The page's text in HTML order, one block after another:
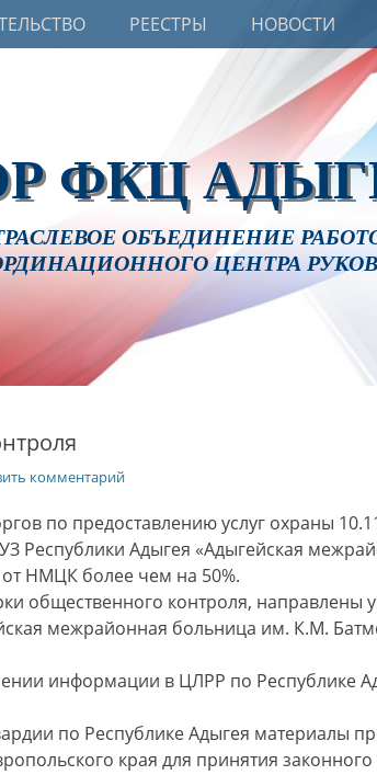
РЕЕСТРЫ НОВОСТИ
ФКЦ
ОБЪЕДИНЕНИЕ
ЦЕНТРА
комментарий
по предоставлению услуг охраны
Республики Адыгея «Адыгейская
НМЦК более чем на 50%.
общественного контроля, направлены
межрайонная больница им. К.М.
информации в ЦЛРР по Республике
по Республике Адыгея материалы
края для принятия